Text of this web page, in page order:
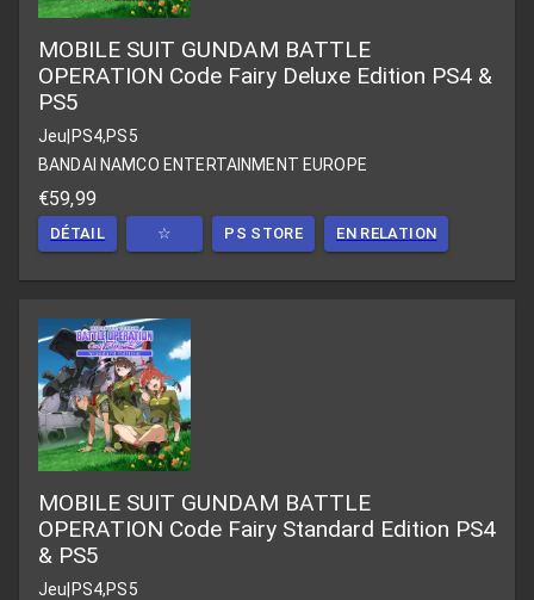
MOBILE SUIT GUNDAM BATTLE
OPERATION Code Fairy Deluxe Edition PS4 &
PS5
Jeu|PS4,PS5
BANDAI NAMCO ENTERTAINMENT EUROPE
€59,99
DÉTAIL ☆ PS STORE EN RELATION
MOBILE SUIT GUNDAM BATTLE
OPERATION Code Fairy Standard Edition PS4
& PS5
Jeu PS4,PS5